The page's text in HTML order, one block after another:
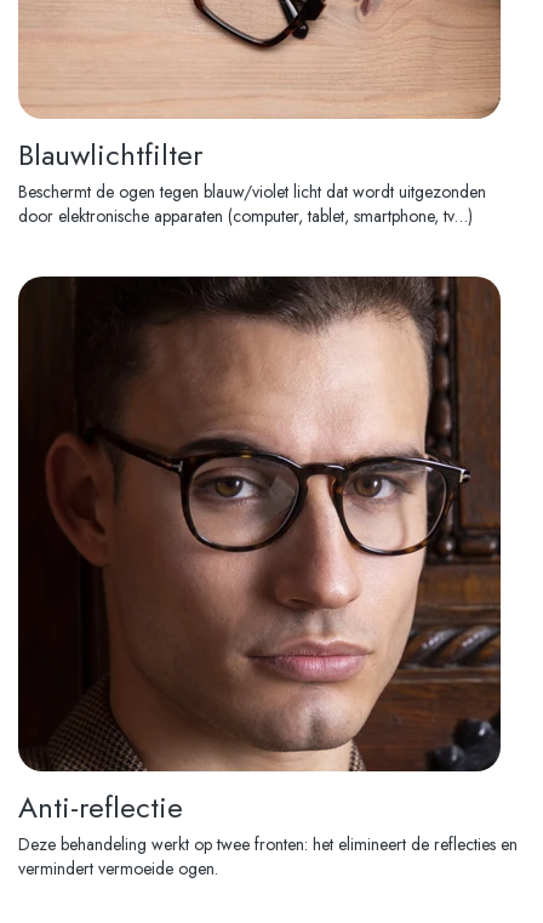
Blauwlichtfilter
Beschermt de ogen tegen blauw/violet licht dat wordt uitgezonden
door elektronische apparaten (computer, tablet, smartphone, tv…)
Anti-reflectie
Deze behandeling werkt op twee fronten: het elimineert de reflecties en
vermindert vermoeide ogen.